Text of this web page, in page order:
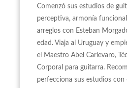
Comenzó sus estudios de
perceptiva, armonía
arreglos con Esteban
edad. Viaja al Uruguay y
el Maestro Abel Carlevaro,
Corporal para guitarra.
perfecciona sus estudios con